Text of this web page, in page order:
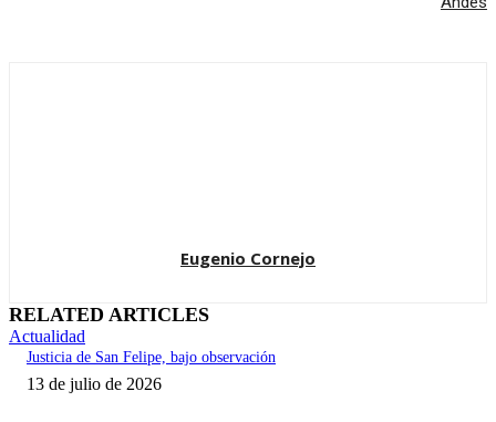
Eugenio Cornejo
RELATED ARTICLES
Actualidad
Justicia de San Felipe, bajo observación
13 de julio de 2026